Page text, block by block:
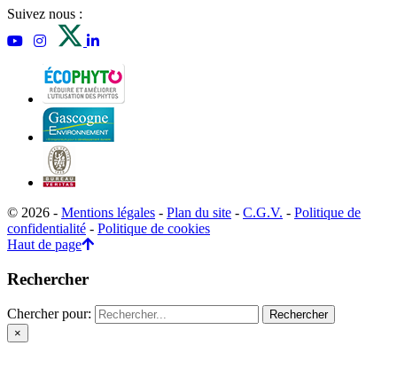
Suivez nous :
© 2026 - Mentions légales - Plan du site - C.G.V. - Politique de
confidentialité - Politique de cookies
Haut de page
Rechercher
Chercher pour:
×